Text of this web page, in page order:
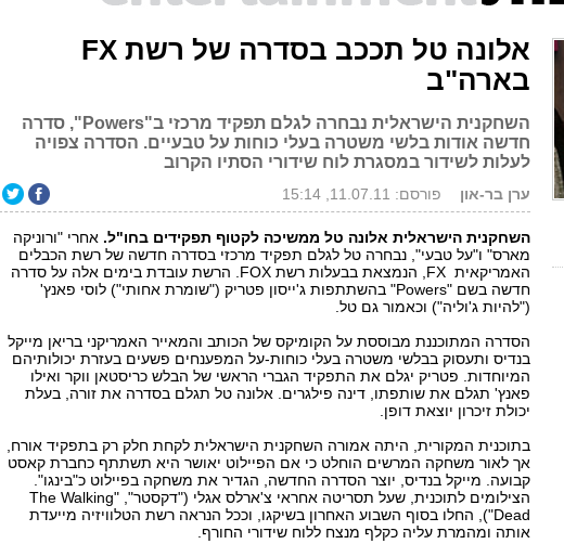
אלונה טל תככב בסדרה של רשת FX
בארה"ב
השחקנית הישראלית נבחרה לגלם תפקיד מרכזי ב"Powers", סדרה
חדשה אודות בלשי משטרה בעלי כוחות על טבעיים. הסדרה צפויה
לעלות לשידור במסגרת לוח שידורי הסתיו הקרוב
ערן בר-און פורסם: 11.07.11, 15:14
השחקנית הישראלית אלונה טל ממשיכה לקטוף תפקידים בחו"ל. אחרי "ורוניקה
מארס" ו"על טבעי", נבחרה טל לגלם תפקיד מרכזי בסדרה חדשה של רשת הכבלים
האמריקאית FX, הנמצאת בבעלות רשת FOX. הרשת עובדת בימים אלה על סדרה
חדשה בשם "Powers" בהשתתפות ג'ייסון פטריק ("שומרת אחותי") לוסי פאנץ'
("להיות ג'וליה") וכאמור גם טל.
הסדרה המתוכננת מבוססת על הקומיקס של הכותב והמאייר האמריקני בריאן מייקל
בנדיס ותעסוק בבלשי משטרה בעלי כוחות-על המפענחים פשעים בעזרת יכולותיהם
המיוחדות. פטריק יגלם את התפקיד הגברי הראשי של הבלש כריסטאן ווקר ואילו
פאנץ' תגלם את שותפתו, דינה פילגרים. אלונה טל תגלם בסדרה את זורה, בעלת
יכולת זיכרון יוצאת דופן.
בתוכנית המקורית, היתה אמורה השחקנית הישראלית לקחת חלק רק בתפקיד אורח,
אך לאור משחקה המרשים הוחלט כי אם הפיילוט יאושר היא תשתתף כחברת קאסט
קבועה. מייקל בנדיס, יוצר הסדרה החדשה, הגדיר את משחקה בפיילוט כ"בינגו".
הצילומים לתוכנית, שעל תסריטה אחראי צ'ארלס אגלי ("דקסטר", "The Walking
Dead"), החלו בסוף השבוע האחרון בשיקגו, וככל הנראה רשת הטלוויזיה מייעדת
אותה ומהמרת עליה כקלף מנצח ללוח שידורי החורף.